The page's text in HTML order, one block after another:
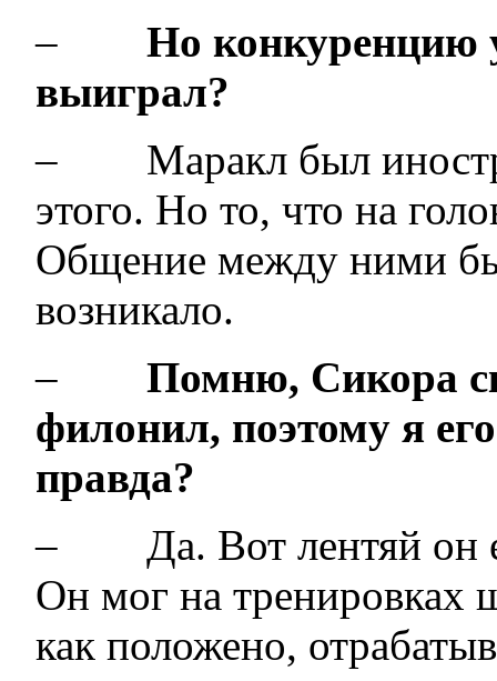
– Но конкуренцию
выиграл?
– Маракл был
этого. Но то, что на
Общение между ними
возникало.
– Помню, Сикора
филонил, поэтому я
правда?
– Да. Вот лентяй он
Он мог на тренировках
как положено,